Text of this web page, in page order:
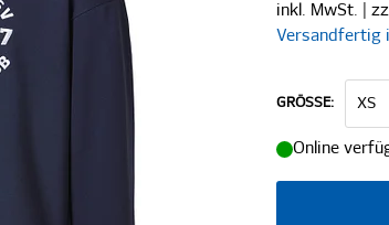
inkl. MwSt. |
Versandfertig
GRÖSSE:
Online